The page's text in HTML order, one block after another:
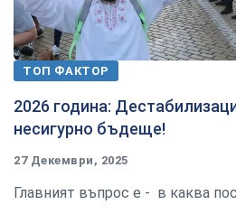
ТОП ФАКТОР
2026 година:
несигурно бъдеще!
27 Декември, 2025
Главният въпрос е - в каква